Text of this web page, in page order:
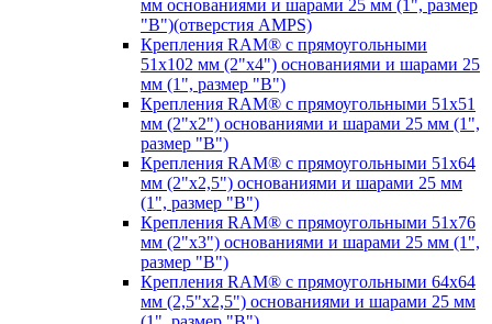
мм основаниями и шарами 25 мм (1", размер
"B")(отверстия AMPS)
Крепления RAM® с прямоугольными
51х102 мм (2"х4") основаниями и шарами 25
мм (1", размер "B")
Крепления RAM® с прямоугольными 51х51
мм (2"х2") основаниями и шарами 25 мм (1",
размер "B")
Крепления RAM® с прямоугольными 51х64
мм (2"х2,5") основаниями и шарами 25 мм
(1", размер "B")
Крепления RAM® с прямоугольными 51х76
мм (2"х3") основаниями и шарами 25 мм (1",
размер "B")
Крепления RAM® с прямоугольными 64х64
мм (2,5"х2,5") основаниями и шарами 25 мм